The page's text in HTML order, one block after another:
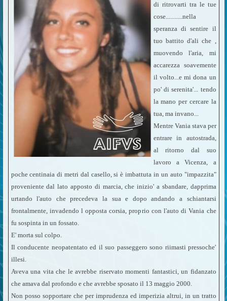
di ritrovarti tra le tue
cose...........nella
speranza di sentire il
tuo battito d'ali che ,
muovendo l'aria, mi
accarezza soavemente
il volto...e mi dona un
po' di serenita'... tendo
la mano per cercare la
tua, ma invano...
Mentre Vania stava per
entrare in autostrada,
al ritorno dal suo
lavoro a Vicenza, a
poche centinaia di metri dal casello, si è imbattuta in un auto "impazzita"
proveniente dal lato apposto di marcia, che inizio' a sbandare, dapprima
urtando l'auto che precedeva la sua e dopo andando a schiantarsi
frontalmente, invadendo l opposta corsia, proprio con l'auto di Vania che
fu sospinta in un fossato.
E' morta sul colpo.
Il conducente neopatentato ed il suo passeggero sono riimasti pressoche'
illesi.
Aveva una vita che le avrebbe riservato momenti fantastici, un fidanzato
che amava dal profondo e che avrebbe sposato il 13 maggio 2000.
Non posso sopportare che per imprudenza ed imperizia altrui, in un tratto